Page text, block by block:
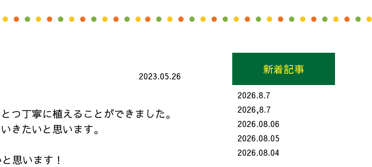
2023.05.26
つ丁寧に植えることができました。
きたいと思います。
思います！
新着記事
2026.8.7
2026,8.7
2026.08.06
2026.08.05
2026.08.04